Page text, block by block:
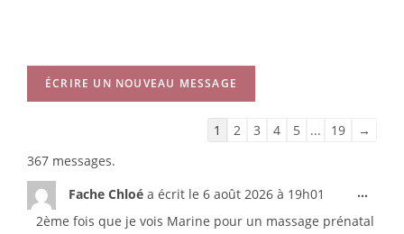
1 2 3 4 5 ... 19
→
367 messages.
Fache Chloé a écrit le 6 août 2026 à 19h01
2ème fois que je vois Marine pour un massage prénatal
...